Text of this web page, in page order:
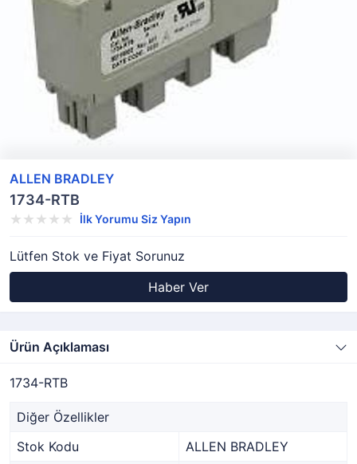
ALLEN BRADLEY
1734-RTB
İlk Yorumu Siz Yapın
Lütfen Stok ve Fiyat Sorunuz
Haber Ver
Ürün Açıklaması
1734-RTB
Diğer Özellikler
Stok Kodu
ALLEN BRADLEY